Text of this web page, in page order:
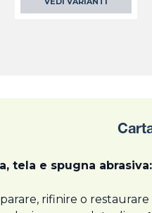
VEDI VARIANTI
tela e spugna
rifinire o